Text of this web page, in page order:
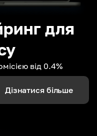
для
від 0.4%
Дізнатися більше